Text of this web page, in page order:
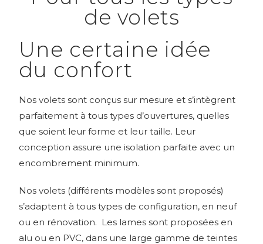
de volets
Une certaine idée
du confort
Nos volets sont conçus sur mesure et s’intègrent
parfaitement à tous types d’ouvertures, quelles
que soient leur forme et leur taille. Leur
conception assure une isolation parfaite avec un
encombrement minimum.
Nos volets (différents modèles sont proposés)
s’adaptent à tous types de configuration, en neuf
ou en rénovation. Les lames sont proposées en
alu ou en PVC, dans une large gamme de teintes